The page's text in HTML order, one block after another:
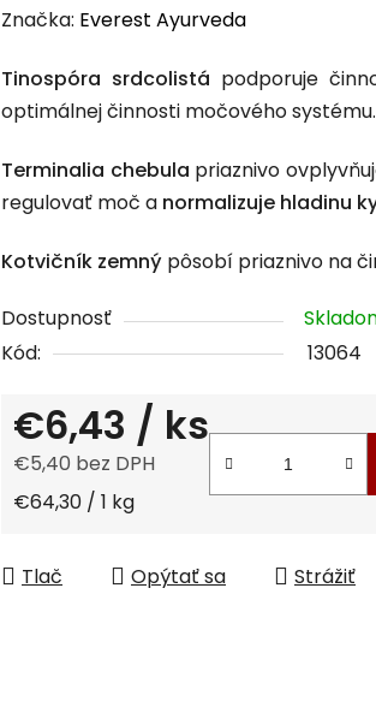
hodnotenie
je
0,0
5
hviezdičiek.
Značka: Everest Ayurveda
Tinospóra srdcolistá podporuje
optimálnej činnosti močového systému.
Terminalia chebula priaznivo
regulovať moč a normalizuje hladinu
Kotvičník zemný pôsobí priaznivo na
Dostupnosť
Kód:
13064
€6,43 / ks
€5,40 bez DPH
Jednotková cena:
€64,30 / 1 kg
Tlač Opýtať sa Strážiť